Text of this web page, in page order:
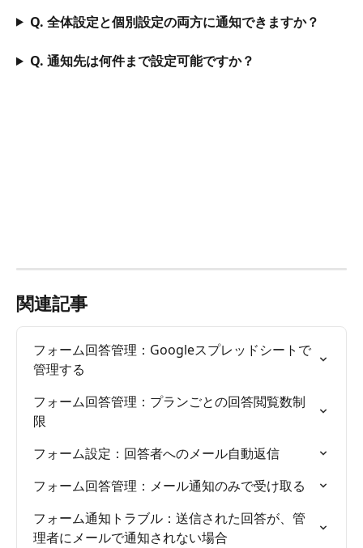
Q. 全体設定と個別設定の両方に通知できますか？
Q. 通知先は何件まで設定可能ですか？
関連記事
フォーム回答管理：Googleスプレッドシートで
管理する
フォーム回答管理：プランごとの回答閲覧数制
限
フォーム設定：回答者へのメール自動返信
フォーム回答管理：メール通知のみで受け取る
フォーム通知トラブル：送信された回答が、管
理者にメールで通知されない場合